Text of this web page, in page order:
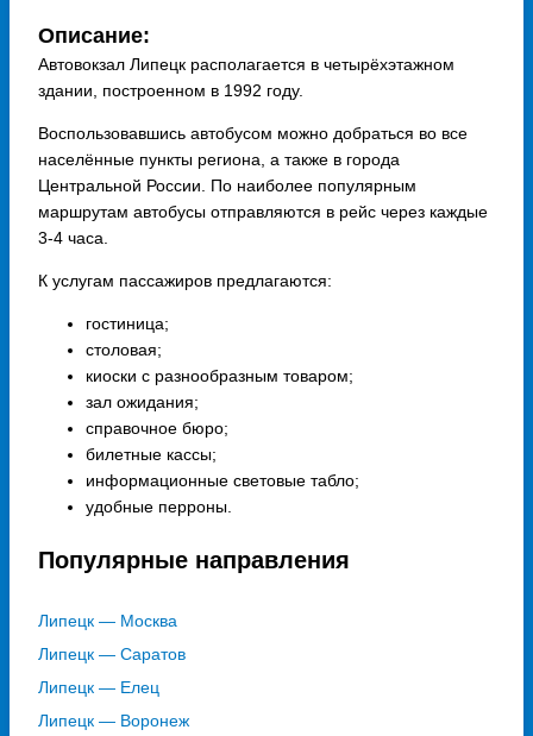
Описание:
Автовокзал Липецк располагается в четырёхэтажном
здании, построенном в 1992 году.
Воспользовавшись автобусом можно добраться во все
населённые пункты региона, а также в города
Центральной России. По наиболее популярным
маршрутам автобусы отправляются в рейс через каждые
3-4 часа.
К услугам пассажиров предлагаются:
гостиница;
столовая;
киоски с разнообразным товаром;
зал ожидания;
справочное бюро;
билетные кассы;
информационные световые табло;
удобные перроны.
Популярные направления
Липецк — Москва
Липецк — Саратов
Липецк — Елец
Липецк — Воронеж